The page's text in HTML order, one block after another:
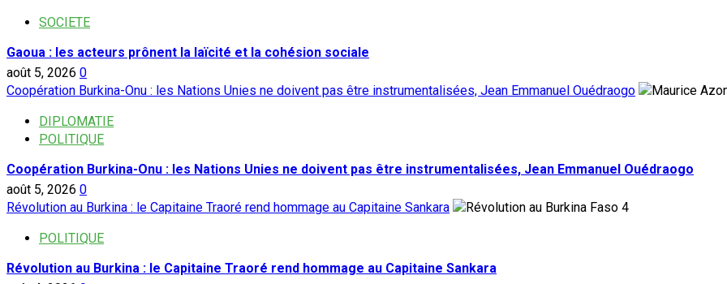
à
perpétuité,
3
acquittés
SOCIETE
Gaoua : les acteurs prônent la laïcité et la cohésion sociale
août 5, 2026 0
Coopération Burkina-Onu : les Nations Unies ne doivent pas être instrumentalisées, Jean Emmanuel Ouédraogo
DIPLOMATIE
POLITIQUE
Coopération Burkina-Onu : les Nations Unies ne doivent pas être instrumentalisées, Jean Emmanuel Ouédraogo
août 5, 2026 0
Révolution au Burkina : le Capitaine Traoré rend hommage au Capitaine Sankara
4
POLITIQUE
Révolution au Burkina : le Capitaine Traoré rend hommage au Capitaine Sankara